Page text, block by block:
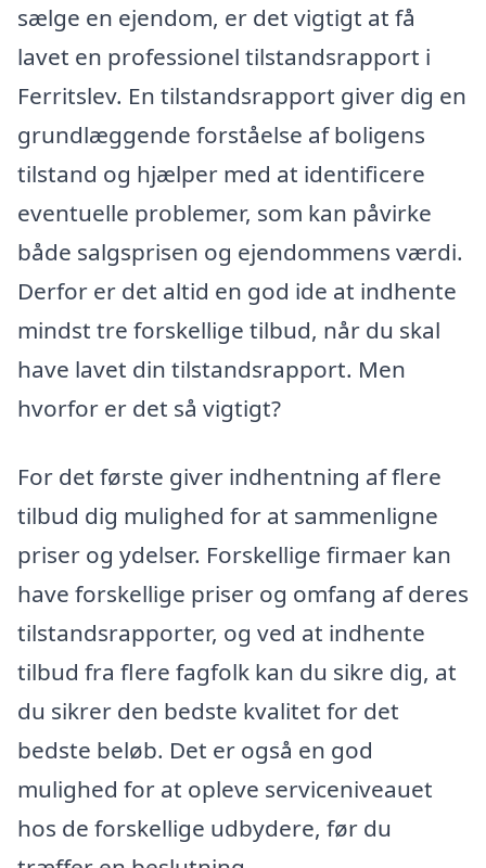
sælge en ejendom, er det vigtigt at få
lavet en professionel tilstandsrapport i
Ferritslev. En tilstandsrapport giver dig en
grundlæggende forståelse af boligens
tilstand og hjælper med at identificere
eventuelle problemer, som kan påvirke
både salgsprisen og ejendommens værdi.
Derfor er det altid en god ide at indhente
mindst tre forskellige tilbud, når du skal
have lavet din tilstandsrapport. Men
hvorfor er det så vigtigt?
For det første giver indhentning af flere
tilbud dig mulighed for at sammenligne
priser og ydelser. Forskellige firmaer kan
have forskellige priser og omfang af deres
tilstandsrapporter, og ved at indhente
tilbud fra flere fagfolk kan du sikre dig, at
du sikrer den bedste kvalitet for det
bedste beløb. Det er også en god
mulighed for at opleve serviceniveauet
hos de forskellige udbydere, før du